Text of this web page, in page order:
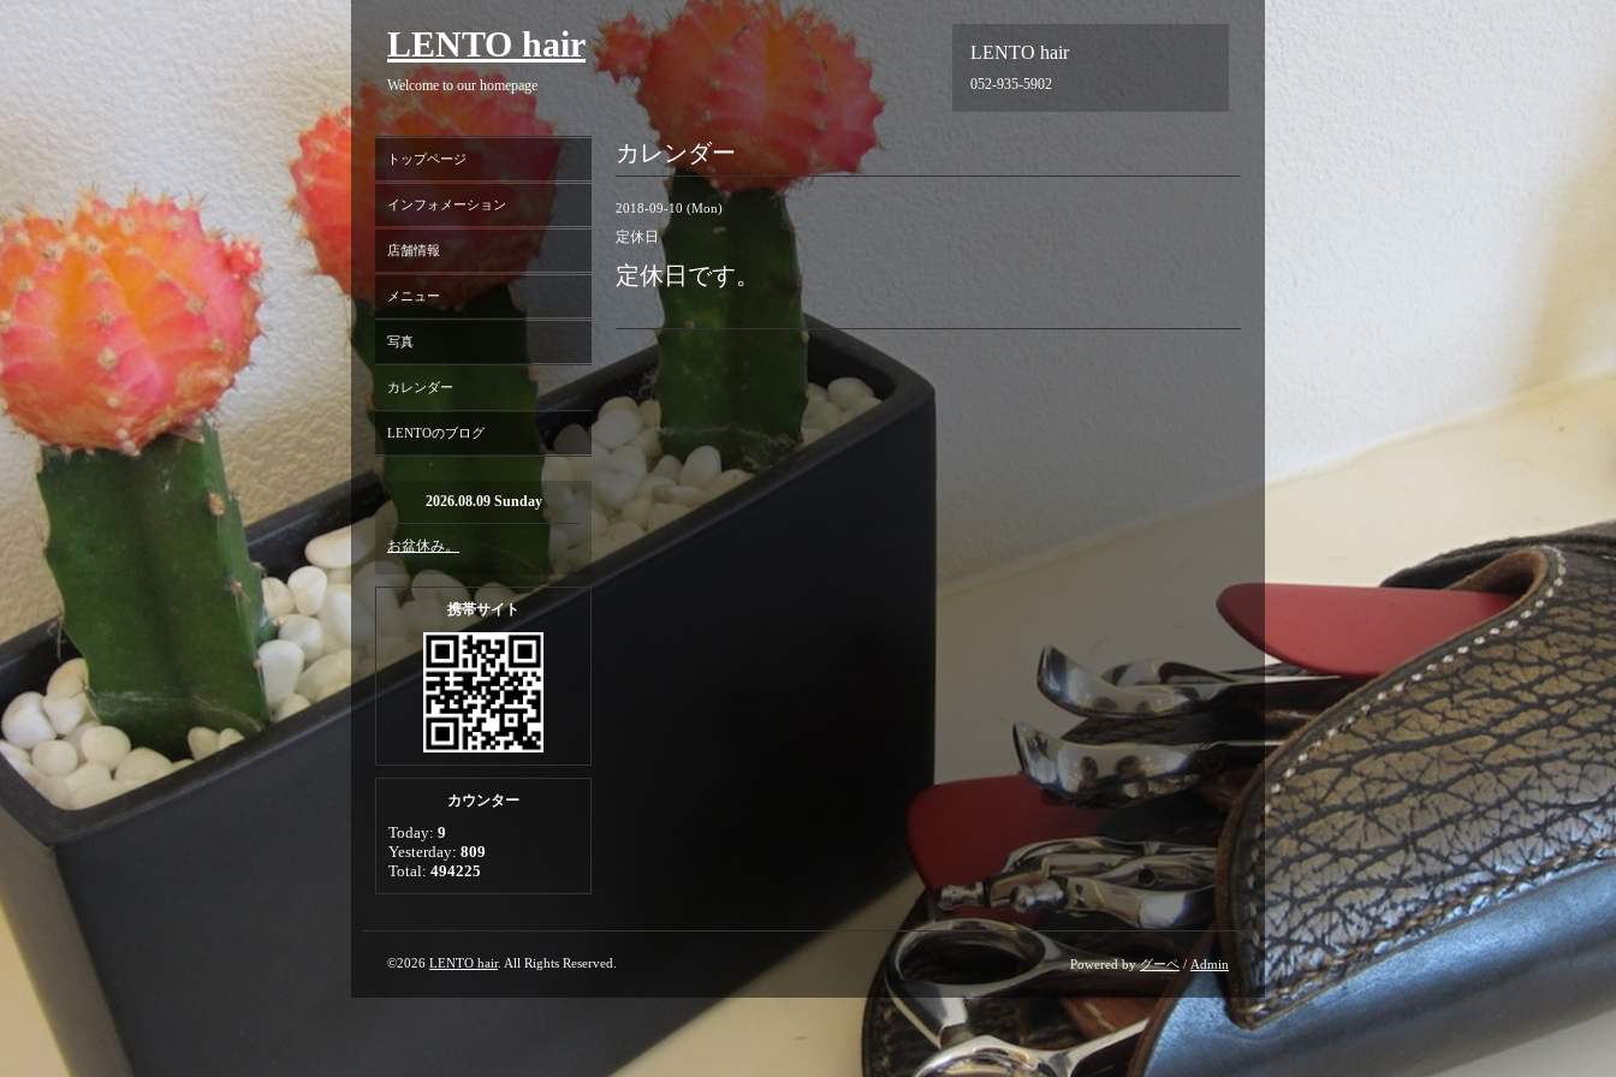
LENTO hair
052-935-5902
LENTO hair
Welcome to our homepage
カレンダー
2018-09-10 (Mon)
定休日
定休日です。
トップページ
インフォメーション
店舗情報
メニュー
写真
カレンダー
LENTOのブログ
2026.08.09 Sunday
お盆休み。
携帯サイト
カウンター
Today: 9
Yesterday: 809
Total: 494225
©2026 LENTO hair. All Rights Reserved. Powered byグーペ / Admin